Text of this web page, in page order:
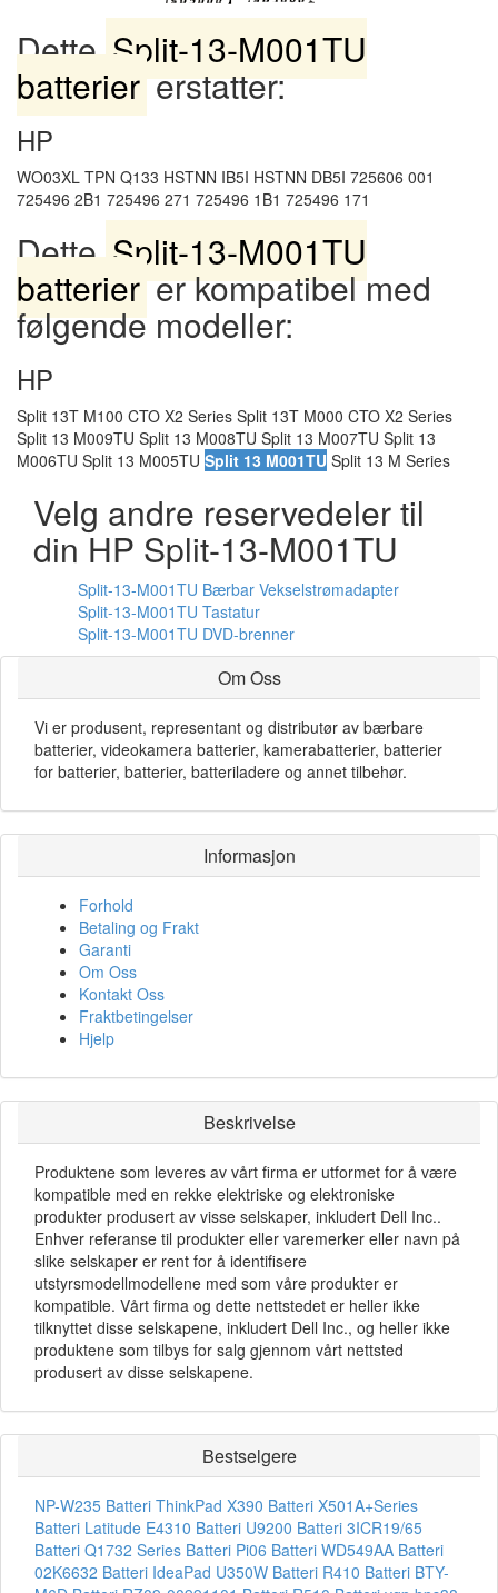
DetteSplit-13-M001TU
batteriererstatter:
HP
WO03XL TPN Q133 HSTNN IB5I HSTNN DB5I 725606 001
725496 2B1 725496 271 725496 1B1 725496 171
DetteSplit-13-M001TU
batterierer kompatibel med
følgende modeller:
HP
Split 13T M100 CTO X2 Series Split 13T M000 CTO X2 Series
Split 13 M009TU Split 13 M008TU Split 13 M007TU Split 13
M006TU Split 13 M005TU Split 13 M001TU Split 13 M Series
Velg andre reservedeler til
din HP Split-13-M001TU
Split-13-M001TU Bærbar Vekselstrømadapter
Split-13-M001TU Tastatur
Split-13-M001TU DVD-brenner
Om Oss
Vi er produsent, representant og distributør av bærbare
batterier, videokamera batterier, kamerabatterier, batterier
for batterier, batterier, batteriladere og annet tilbehør.
Informasjon
Forhold
Betaling og Frakt
Garanti
Om Oss
Kontakt Oss
Fraktbetingelser
Hjelp
Beskrivelse
Produktene som leveres av vårt firma er utformet for å være
kompatible med en rekke elektriske og elektroniske
produkter produsert av visse selskaper, inkludert Dell Inc..
Enhver referanse til produkter eller varemerker eller navn på
slike selskaper er rent for å identifisere
utstyrsmodellmodellene med som våre produkter er
kompatible. Vårt firma og dette nettstedet er heller ikke
tilknyttet disse selskapene, inkludert Dell Inc., og heller ikke
produktene som tilbys for salg gjennom vårt nettsted
produsert av disse selskapene.
Bestselgere
NP-W235 Batteri ThinkPad X390 Batteri X501A+Series
Batteri Latitude E4310 Batteri U9200 Batteri 3ICR19/65
Batteri Q1732 Series Batteri Pi06 Batteri WD549AA Batteri
02K6632 Batteri IdeaPad U350W Batteri R410 Batteri BTY-